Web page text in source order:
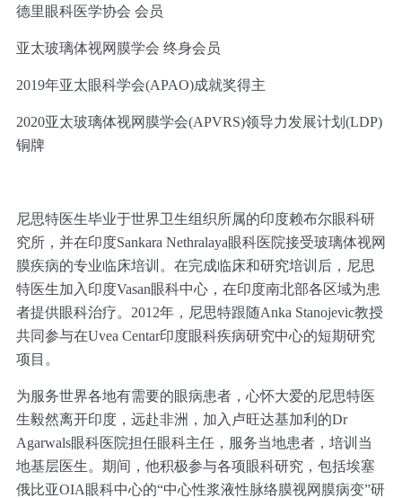
德里眼科医学协会 会员
亚太玻璃体视网膜学会 终身会员
2019年亚太眼科学会(APAO)成就奖得主
2020亚太玻璃体视网膜学会(APVRS)领导力发展计划(LDP)
铜牌
尼思特医生毕业于世界卫生组织所属的印度赖布尔眼科研
究所，并在印度Sankara Nethralaya眼科医院接受玻璃体视网
膜疾病的专业临床培训。在完成临床和研究培训后，尼思
特医生加入印度Vasan眼科中心，在印度南北部各区域为患
者提供眼科治疗。2012年，尼思特跟随Anka Stanojevic教授
共同参与在Uvea Centar印度眼科疾病研究中心的短期研究
项目。
为服务世界各地有需要的眼病患者，心怀大爱的尼思特医
生毅然离开印度，远赴非洲，加入卢旺达基加利的Dr
Agarwals眼科医院担任眼科主任，服务当地患者，培训当
地基层医生。期间，他积极参与各项眼科研究，包括埃塞
俄比亚OIA眼科中心的“中心性浆液性脉络膜视网膜病变”研